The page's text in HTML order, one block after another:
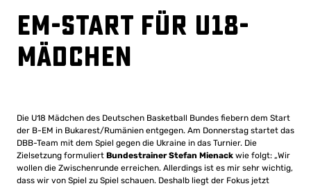
EM-Start für U18-
Mädchen
Die U18 Mädchen des Deutschen Basketball Bundes fiebern dem Start
der B-EM in Bukarest/Rumänien entgegen. Am Donnerstag startet das
DBB-Team mit dem Spiel gegen die Ukraine in das Turnier. Die
Zielsetzung formuliert Bundestrainer Stefan Mienack wie folgt: „Wir
wollen die Zwischenrunde erreichen. Allerdings ist es mir sehr wichtig,
dass wir von Spiel zu Spiel schauen. Deshalb liegt der Fokus jetzt